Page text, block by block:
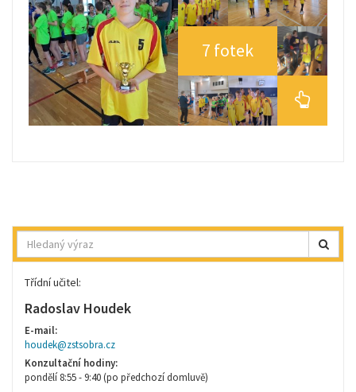
7 fotek
Hledat
Třídní učitel:
Radoslav Houdek
E-mail:
houdek@zstsobra.cz
Konzultační hodiny:
pondělí 8:55 - 9:40 (po předchozí domluvě)